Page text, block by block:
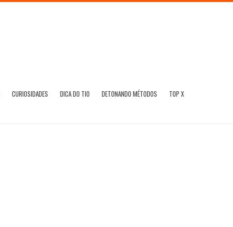
CURIOSIDADES DICA DO TIO DETONANDO MÉTODOS TOP X